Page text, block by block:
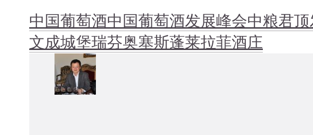
中国葡萄酒中国葡萄酒发展峰会中粮君顶
文成城堡瑞芬奥塞斯蓬莱拉菲酒庄